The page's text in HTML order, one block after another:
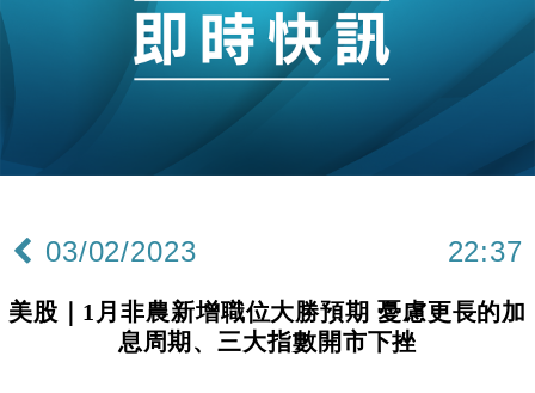
財經｜日經失守6.5萬點後回穩 全周仍升近2%
15:47
財經｜恒隆10月換帥 玩具「反」斗城亞洲CEO蔡德
財經｜韓股反覆波動收跌 連挫7周創逾3年最長跌勢
12:44
財經｜日本春季三度入市撐日圓 4月單日斥6.28萬億
11:12
國際｜特朗普料美伊戰事快結束 承認部分彈藥庫存緊
03/02/2023 22:37
美股｜1月非農新增職位大勝預期 憂慮更長的加
息周期、三大指數開市下挫